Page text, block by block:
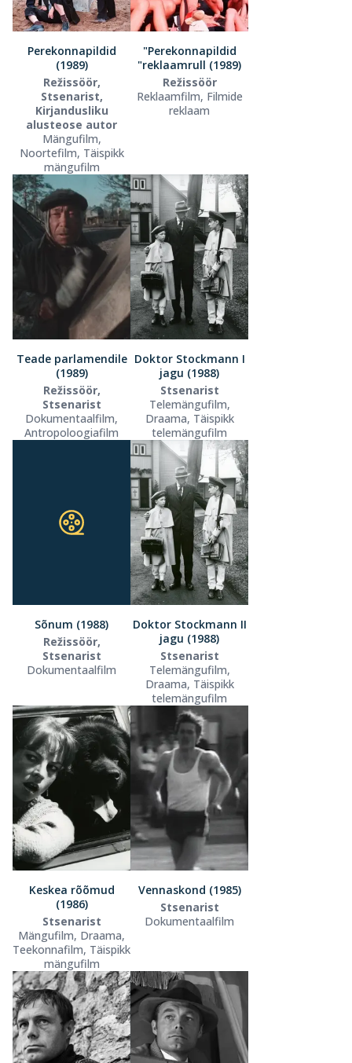
Perekonnapildid
(1989)
Režissöör,
Stsenarist,
Kirjandusliku
alusteose autor
Mängufilm,
Noortefilm, Täispikk
mängufilm
"Perekonnapildid
"reklaamrull (1989)
Režissöör
Reklaamfilm, Filmide
reklaam
Teade parlamendile
(1989)
Režissöör,
Stsenarist
Dokumentaalfilm,
Antropoloogiafilm
Doktor Stockmann I
jagu (1988)
Stsenarist
Telemängufilm,
Draama, Täispikk
telemängufilm
Sõnum (1988)
Režissöör,
Stsenarist
Dokumentaalfilm
Doktor Stockmann II
jagu (1988)
Stsenarist
Telemängufilm,
Draama, Täispikk
telemängufilm
Keskea rõõmud
(1986)
Stsenarist
Mängufilm, Draama,
Teekonnafilm, Täispikk
mängufilm
Vennaskond (1985)
Stsenarist
Dokumentaalfilm